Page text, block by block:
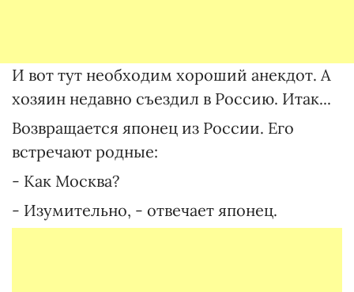
И вот тут необходим хороший анекдот. А
хозяин недавно съездил в Россию. Итак...
Возвращается японец из России. Его
встречают родные:
- Как Москва?
- Изумительно, - отвечает японец.